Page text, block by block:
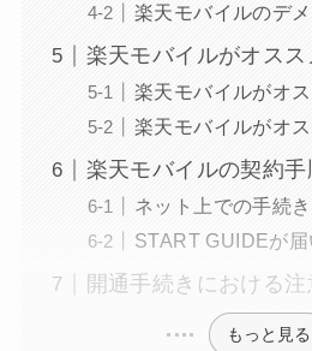
楽天モバイルのデメ
楽天モバイルがオスス
楽天モバイルがオ
楽天モバイルがオ
楽天モバイルの契約手
ネット上での手続
START GUIDEが届
開通手続きにおける注
もっと見る